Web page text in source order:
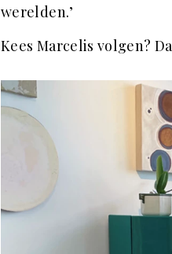
werelden.’
Kees Marcelis volgen?